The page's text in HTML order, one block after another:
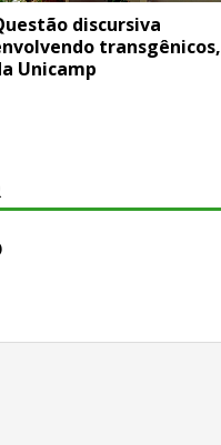
discursiva
transgênicos,
Unicamp